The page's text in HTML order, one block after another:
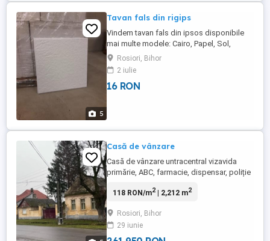
5
Tavan fals din rigips
Vindem tavan fals din ipsos disponibile
mai multe modele: Cairo, Papel, Sol,
Capris, Liso, Ade, Tio + ornamente din
ipsos! După montaj poate fi vopsit cu
orice tip de vopsea Ideal pentru un aspect
elegant și modern Avem și ornamente
Rosiori, Bihor
2 iulie
16 RON
Casă de vânzare
Casă de vânzare untracentral vizavida
primărie, ABC, farmacie, dispensar, poliție
m2 - 5 camere, o baie și un hol Casa mică :
teren: 2212 m2
118 RON/m2| 2,212 m2
Rosiori, Bihor
29 iunie